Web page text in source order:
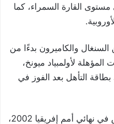
القارة السمراء، كما
السنغال والكاميرون بدءًا من
لأولمبياد ميونخ،
التأهل بعد الفوز في
لكن تظل المواجهة الأشرس في نهائي أمم إفريقيا 2002،